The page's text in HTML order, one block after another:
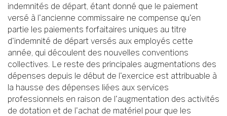
indemnités de départ, étant donné que le paiement
versé à l'ancienne commissaire ne compense qu'en
partie les paiements forfaitaires uniques au titre
d'indemnité de départ versés aux employés cette
année, qui découlent des nouvelles conventions
collectives. Le reste des principales augmentations des
dépenses depuis le début de l'exercice est attribuable à
la hausse des dépenses liées aux services
professionnels en raison de l'augmentation des activités
de dotation et de l'achat de matériel pour que les